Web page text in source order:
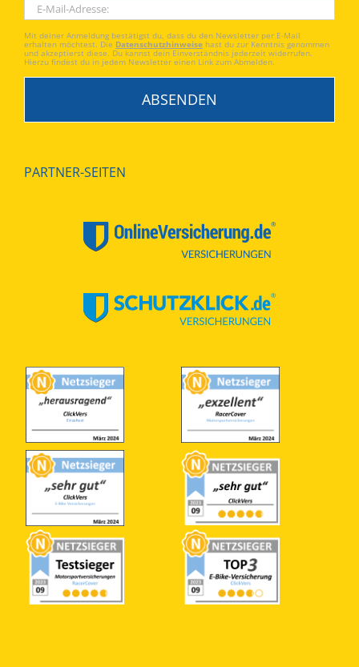
Mit deiner Anmeldung bestätigst du, dass du den Newsletter per E-Mail
erhalten möchtest. Die Datenschutzhinweise hast du zur Kenntnis genommen
und akzeptierst diese. Du kannst dein Einverständnis jederzeit widerrufen.
Hierzu findest du in jedem Newsletter einen Link zum Abmelden.
PARTNER-SEITEN